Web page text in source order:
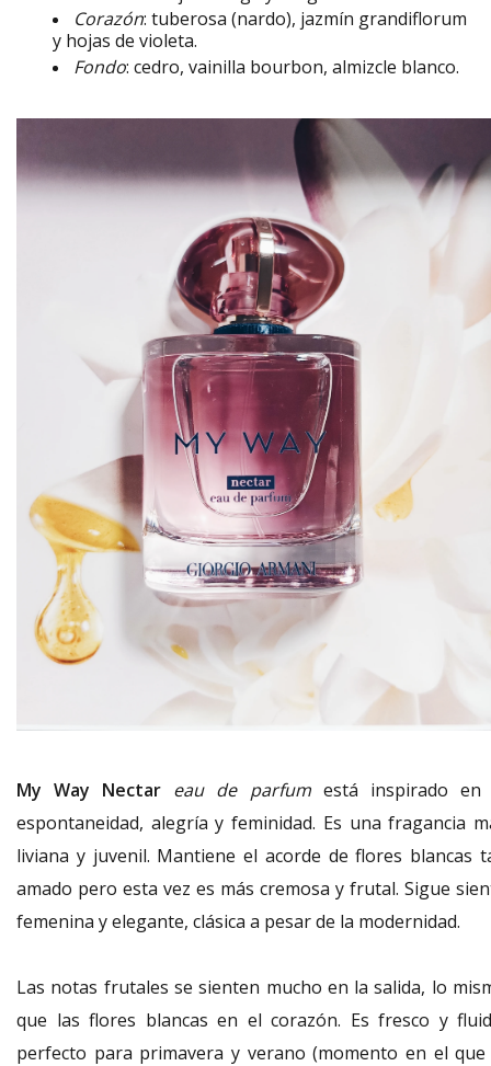
Corazón: tuberosa (nardo), jazmín grandiflorum
y hojas de violeta.
Fondo: cedro, vainilla bourbon, almizcle blanco.
My Way Nectar eau de parfumestá inspirado en
espontaneidad, alegría y feminidad. Es una fragancia
liviana y juvenil. Mantiene el acorde de flores blancas
amado pero esta vez es más cremosa y frutal. Sigue
femenina y elegante, clásica a pesar de la modernidad.
Las notas frutales se sienten mucho en la salida, lo
que las flores blancas en el corazón. Es fresco y
perfecto para primavera y verano (momento en el que